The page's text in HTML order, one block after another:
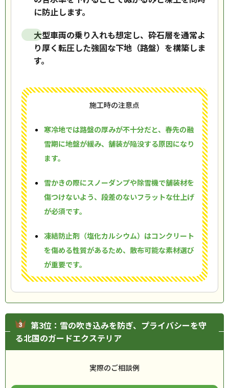
に防止します。
大型車両の乗り入れも想定し、砕石層を通常よ
り厚く転圧した強固な下地（路盤）を構築しま
す。
施工時の注意点
寒冷地では路盤の厚みが不十分だと、春先の融
雪期に地盤が緩み、舗装が陥没する原因になり
ます。
雪かきの際にスノーダンプや除雪機で舗装材を
傷つけないよう、段差のないフラットな仕上げ
が必須です。
凍結防止剤（塩化カルシウム）はコンクリート
を傷める性質があるため、散布可能な素材選び
が重要です。
第3位：雪の吹き込みを防ぎ、プライバシーを守
る北国のガードエクステリア
実際のご相談例